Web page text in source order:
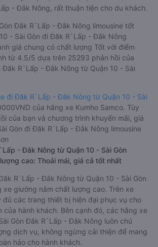
- Đắk Nông, rất thuận tiện cho du khách.
Đăk R`Lấp - Đắk Nông limousine tốt
- Sài Gòn đi Đăk R`Lấp - Đắk Nông
giá chung có chất lượng Tốt với điểm
từ 4.5/5 dựa trên 25293 phản hồi của
Đăk R`Lấp - Đắk Nông từ Quận 10 - Sài
đi Đăk R`Lấp - Đắk Nông từ Quận 10 - Sài
của hãng xe Kumho Samco. Tùy
của bạn và chương trình khuyến mãi, giá
Gòn đi Đăk R`Lấp - Đắk Nông limousine
- Đắk Nông từ Quận 10 - Sài Gòn
cao: Thoải mái, giá cả tốt nhất
R`Lấp - Đắk Nông từ Quận 10 - Sài Gòn
xe giường nằm chất lượng cao. Trên xe
các trang thiết bị hiện đại phục vụ cho
của hành khách. Bên cạnh đó, các hãng xe
Gòn Đăk R`Lấp - Đắk Nông luôn chú
dịch vụ, không ngừng cải thiện để mang
hảo cho hành khách.